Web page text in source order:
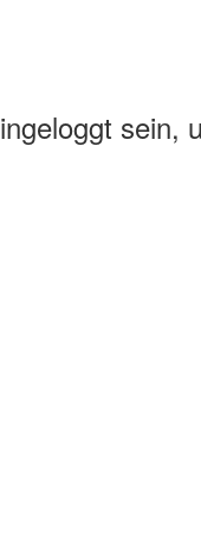
sein,